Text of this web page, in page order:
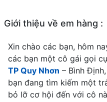
Giới thiệu về em hàng :
Xin chào các bạn, hôm
các bạn một cô gái gọi
TP Quy Nhơn – Bình
bạn đang tìm kiếm một
bỏ lỡ cơ hội đến với cô